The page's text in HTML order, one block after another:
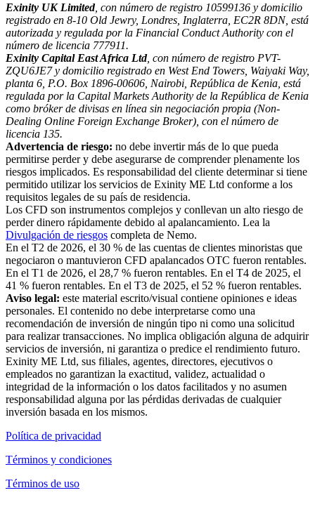
Exinity UK Limited, con número de registro 10599136 y domicilio
registrado en 8-10 Old Jewry, Londres, Inglaterra, EC2R 8DN, está
autorizada y regulada por la Financial Conduct Authority con el
número de licencia 777911.
Exinity Capital East Africa Ltd, con número de registro PVT-
ZQU6JE7 y domicilio registrado en West End Towers, Waiyaki Way,
planta 6, P.O. Box 1896-00606, Nairobi, República de Kenia, está
regulada por la Capital Markets Authority de la República de Kenia
como bróker de divisas en línea sin negociación propia (Non-
Dealing Online Foreign Exchange Broker), con el número de
licencia 135.
Advertencia de riesgo: no debe invertir más de lo que pueda
permitirse perder y debe asegurarse de comprender plenamente los
riesgos implicados. Es responsabilidad del cliente determinar si tiene
permitido utilizar los servicios de Exinity ME Ltd conforme a los
requisitos legales de su país de residencia.
Los CFD son instrumentos complejos y conllevan un alto riesgo de
perder dinero rápidamente debido al apalancamiento. Lea la
Divulgación de riesgos completa de Nemo.
En el T2 de 2026, el 30 % de las cuentas de clientes minoristas que
negociaron o mantuvieron CFD apalancados OTC fueron rentables.
En el T1 de 2026, el 28,7 % fueron rentables. En el T4 de 2025, el
41 % fueron rentables. En el T3 de 2025, el 52 % fueron rentables.
Aviso legal: este material escrito/visual contiene opiniones e ideas
personales. El contenido no debe interpretarse como una
recomendación de inversión de ningún tipo ni como una solicitud
para realizar transacciones. No implica obligación alguna de adquirir
servicios de inversión, ni garantiza o predice el rendimiento futuro.
Exinity ME Ltd, sus filiales, agentes, directores, ejecutivos o
empleados no garantizan la exactitud, validez, actualidad o
integridad de la información o los datos facilitados y no asumen
responsabilidad alguna por las pérdidas derivadas de cualquier
inversión basada en los mismos.
Política de privacidad
Términos y condiciones
Términos de uso